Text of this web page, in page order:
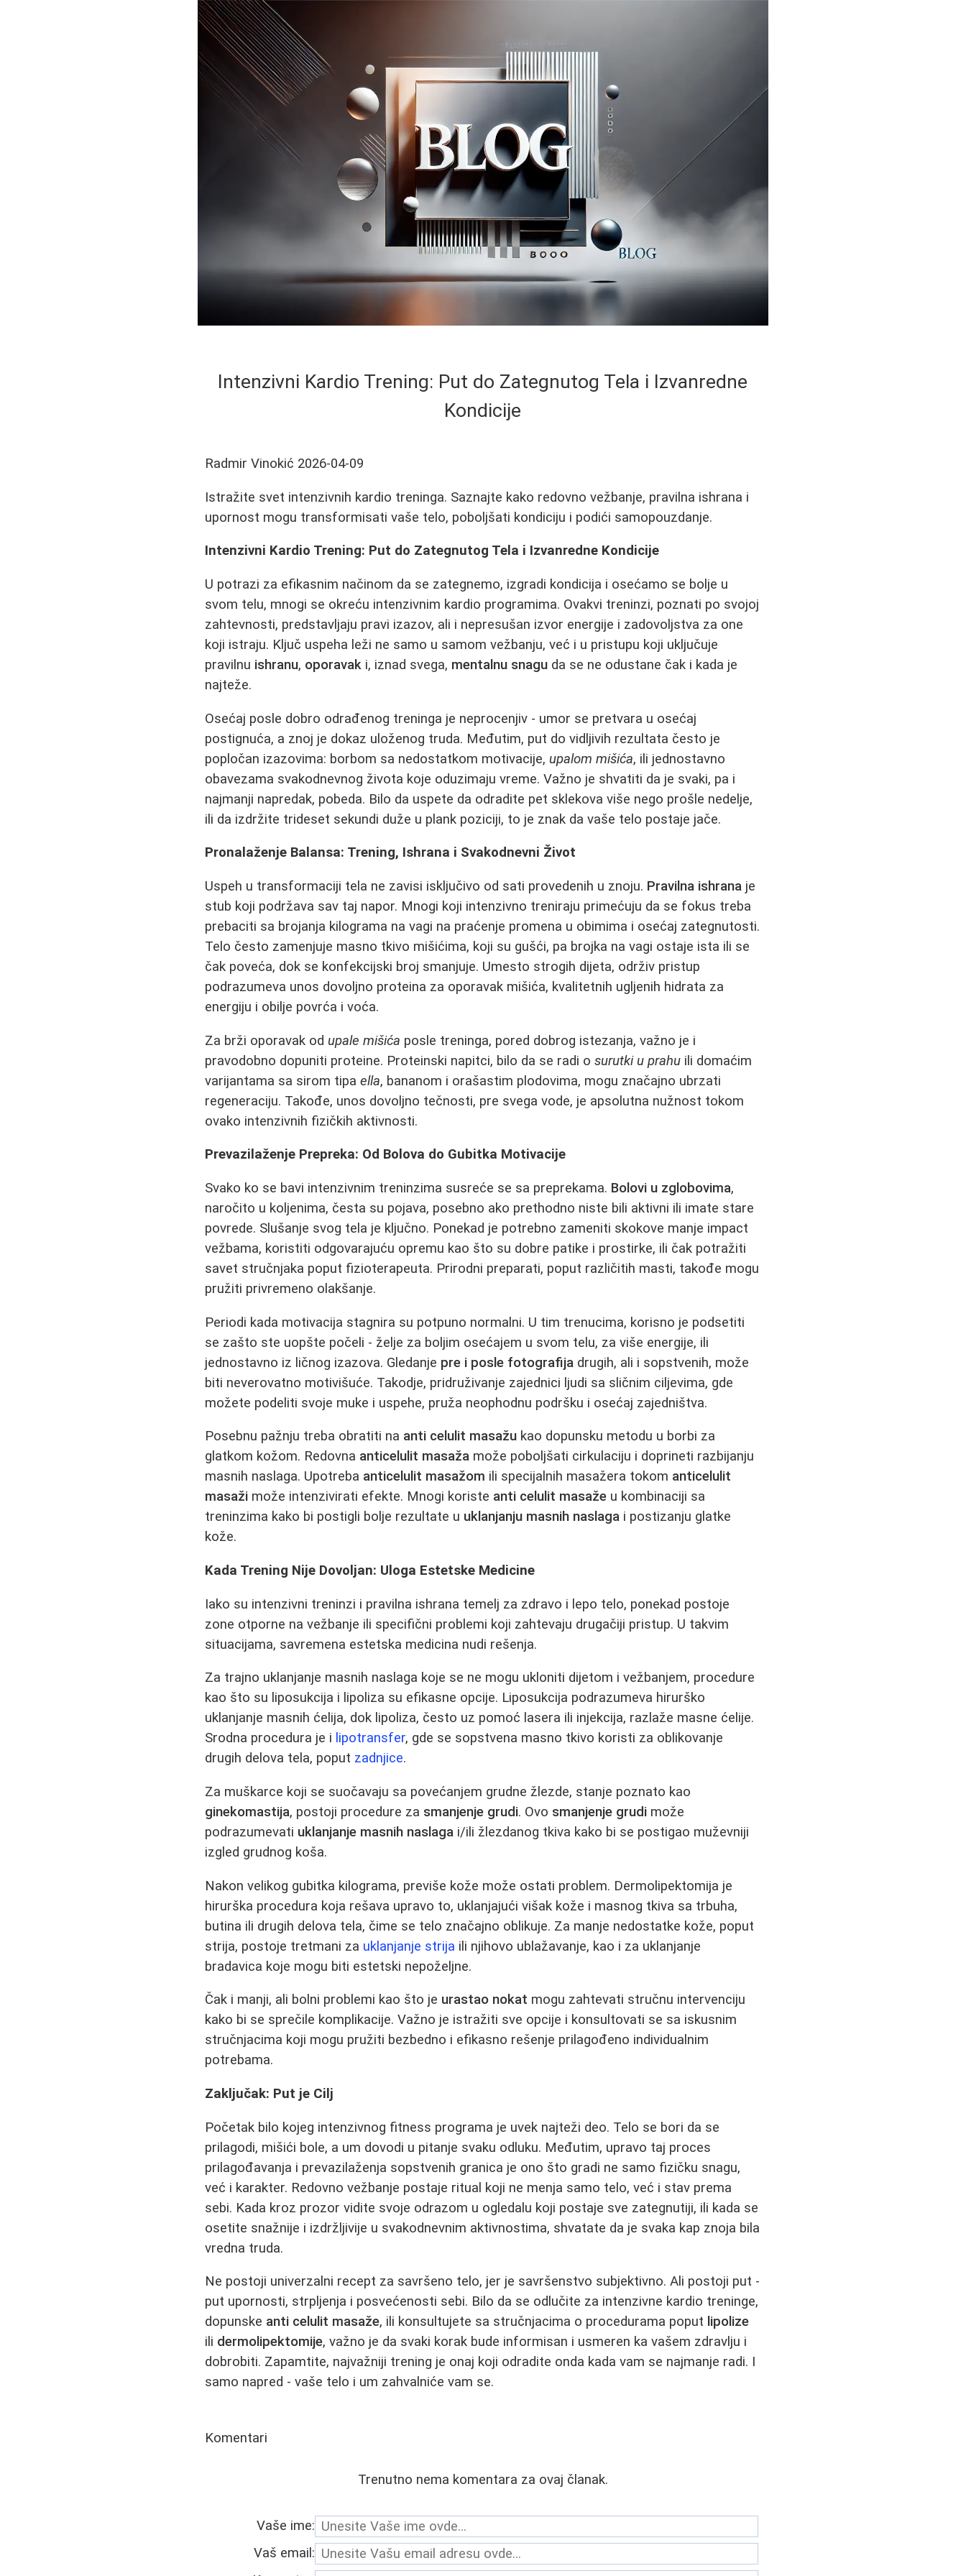
Intenzivni Kardio Trening: Put do Zategnutog Tela i Izvanredne
Kondicije
Radmir Vinokić 2026-04-09
Istražite svet intenzivnih kardio treninga. Saznajte kako redovno vežbanje, pravilna ishrana i
upornost mogu transformisati vaše telo, poboljšati kondiciju i podići samopouzdanje.
Intenzivni Kardio Trening: Put do Zategnutog Tela i Izvanredne Kondicije
U potrazi za efikasnim načinom da se zategnemo, izgradi kondicija i osećamo se bolje u
svom telu, mnogi se okreću intenzivnim kardio programima. Ovakvi treninzi, poznati po svojoj
zahtevnosti, predstavljaju pravi izazov, ali i nepresušan izvor energije i zadovoljstva za one
koji istraju. Ključ uspeha leži ne samo u samom vežbanju, već i u pristupu koji uključuje
pravilnu ishranu, oporavak i, iznad svega, mentalnu snagu da se ne odustane čak i kada je
najteže.
Osećaj posle dobro odrađenog treninga je neprocenjiv - umor se pretvara u osećaj
postignuća, a znoj je dokaz uloženog truda. Međutim, put do vidljivih rezultata često je
popločan izazovima: borbom sa nedostatkom motivacije, upalom mišića, ili jednostavno
obavezama svakodnevnog života koje oduzimaju vreme. Važno je shvatiti da je svaki, pa i
najmanji napredak, pobeda. Bilo da uspete da odradite pet sklekova više nego prošle nedelje,
ili da izdržite trideset sekundi duže u plank poziciji, to je znak da vaše telo postaje jače.
Pronalaženje Balansa: Trening, Ishrana i Svakodnevni Život
Uspeh u transformaciji tela ne zavisi isključivo od sati provedenih u znoju. Pravilna ishrana je
stub koji podržava sav taj napor. Mnogi koji intenzivno treniraju primećuju da se fokus treba
prebaciti sa brojanja kilograma na vagi na praćenje promena u obimima i osećaj zategnutosti.
Telo često zamenjuje masno tkivo mišićima, koji su gušći, pa brojka na vagi ostaje ista ili se
čak poveća, dok se konfekcijski broj smanjuje. Umesto strogih dijeta, održiv pristup
podrazumeva unos dovoljno proteina za oporavak mišića, kvalitetnih ugljenih hidrata za
energiju i obilje povrća i voća.
Za brži oporavak od upale mišića posle treninga, pored dobrog istezanja, važno je i
pravodobno dopuniti proteine. Proteinski napitci, bilo da se radi osurutki u prahu ili domaćim
varijantama sa sirom tipaella, bananom i orašastim plodovima, mogu značajno ubrzati
regeneraciju. Takođe, unos dovoljno tečnosti, pre svega vode, je apsolutna nužnost tokom
ovako intenzivnih fizičkih aktivnosti.
Prevazilaženje Prepreka: Od Bolova do Gubitka Motivacije
Svako ko se bavi intenzivnim treninzima susreće se sa preprekama. Bolovi u zglobovima,
naročito u koljenima, česta su pojava, posebno ako prethodno niste bili aktivni ili imate stare
povrede. Slušanje svog tela je ključno. Ponekad je potrebno zameniti skokove manje impact
vežbama, koristiti odgovarajuću opremu kao što su dobre patike i prostirke, ili čak potražiti
savet stručnjaka poput fizioterapeuta. Prirodni preparati, poput različitih masti, takođe mogu
pružiti privremeno olakšanje.
Periodi kada motivacija stagnira su potpuno normalni. U tim trenucima, korisno je podsetiti
se zašto ste uopšte počeli - želje za boljim osećajem u svom telu, za više energije, ili
jednostavno iz ličnog izazova. Gledanje pre i posle fotografija drugih, ali i sopstvenih, može
biti neverovatno motivišuće. Takodje, pridruživanje zajednici ljudi sa sličnim ciljevima, gde
možete podeliti svoje muke i uspehe, pruža neophodnu podršku i osećaj zajedništva.
Posebnu pažnju treba obratiti na anti celulit masažu kao dopunsku metodu u borbi za
glatkom kožom. Redovna anticelulit masaža može poboljšati cirkulaciju i doprineti razbijanju
masnih naslaga. Upotreba anticelulit masažom ili specijalnih masažera tokom anticelulit
masaži može intenzivirati efekte. Mnogi koriste anti celulit masaže u kombinaciji sa
treninzima kako bi postigli bolje rezultate u uklanjanju masnih naslaga i postizanju glatke
kože.
Kada Trening Nije Dovoljan: Uloga Estetske Medicine
Iako su intenzivni treninzi i pravilna ishrana temelj za zdravo i lepo telo, ponekad postoje
zone otporne na vežbanje ili specifični problemi koji zahtevaju drugačiji pristup. U takvim
situacijama, savremena estetska medicina nudi rešenja.
Za trajno uklanjanje masnih naslaga koje se ne mogu ukloniti dijetom i vežbanjem, procedure
kao što su liposukcija i lipoliza su efikasne opcije. Liposukcija podrazumeva hirurško
uklanjanje masnih ćelija, dok lipoliza, često uz pomoć lasera ili injekcija, razlaže masne ćelije.
Srodna procedura je i lipotransfer, gde se sopstvena masno tkivo koristi za oblikovanje
drugih delova tela, poput zadnjice.
Za muškarce koji se suočavaju sa povećanjem grudne žlezde, stanje poznato kao
ginekomastija, postoji procedure za smanjenje grudi. Ovo smanjenje grudi može
podrazumevati uklanjanje masnih naslaga i/ili žlezdanog tkiva kako bi se postigao muževniji
izgled grudnog koša.
Nakon velikog gubitka kilograma, previše kože može ostati problem. Dermolipektomija je
hirurška procedura koja rešava upravo to, uklanjajući višak kože i masnog tkiva sa trbuha,
butina ili drugih delova tela, čime se telo značajno oblikuje. Za manje nedostatke kože, poput
strija, postoje tretmani za uklanjanje strija ili njihovo ublažavanje, kao i za uklanjanje
bradavica koje mogu biti estetski nepoželjne.
Čak i manji, ali bolni problemi kao što je urastao nokat mogu zahtevati stručnu intervenciju
kako bi se sprečile komplikacije. Važno je istražiti sve opcije i konsultovati se sa iskusnim
stručnjacima koji mogu pružiti bezbedno i efikasno rešenje prilagođeno individualnim
potrebama.
Zaključak: Put je Cilj
Početak bilo kojeg intenzivnog fitness programa je uvek najteži deo. Telo se bori da se
prilagodi, mišići bole, a um dovodi u pitanje svaku odluku. Međutim, upravo taj proces
prilagođavanja i prevazilaženja sopstvenih granica je ono što gradi ne samo fizičku snagu,
već i karakter. Redovno vežbanje postaje ritual koji ne menja samo telo, već i stav prema
sebi. Kada kroz prozor vidite svoje odrazom u ogledalu koji postaje sve zategnutiji, ili kada se
osetite snažnije i izdržljivije u svakodnevnim aktivnostima, shvatate da je svaka kap znoja bila
vredna truda.
Ne postoji univerzalni recept za savršeno telo, jer je savršenstvo subjektivno. Ali postoji put -
put upornosti, strpljenja i posvećenosti sebi. Bilo da se odlučite za intenzivne kardio treninge,
dopunske anti celulit masaže, ili konsultujete sa stručnjacima o procedurama poput lipolize
ili dermolipektomije, važno je da svaki korak bude informisan i usmeren ka vašem zdravlju i
dobrobiti. Zapamtite, najvažniji trening je onaj koji odradite onda kada vam se najmanje radi. I
samo napred - vaše telo i um zahvalniće vam se.
Komentari
Trenutno nema komentara za ovaj članak.
Vaše ime:
Vaš email: